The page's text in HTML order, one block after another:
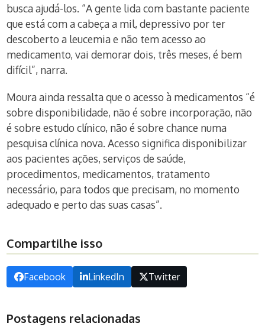
busca ajudá-los. “A gente lida com bastante paciente
que está com a cabeça a mil, depressivo por ter
descoberto a leucemia e não tem acesso ao
medicamento, vai demorar dois, três meses, é bem
difícil”, narra.
Moura ainda ressalta que o acesso à medicamentos “é
sobre disponibilidade, não é sobre incorporação, não
é sobre estudo clínico, não é sobre chance numa
pesquisa clínica nova. Acesso significa disponibilizar
aos pacientes ações, serviços de saúde,
procedimentos, medicamentos, tratamento
necessário, para todos que precisam, no momento
adequado e perto das suas casas”.
Compartilhe isso
Facebook LinkedIn Twitter
Postagens relacionadas